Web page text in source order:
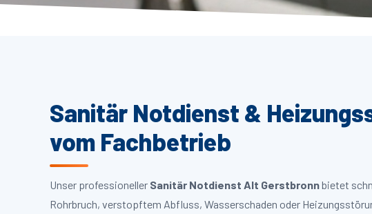
Sanitär Notdienst &
vom Fachbetrieb
Unser professioneller Sanitär Notdienst Alt Gerstbronnbietet
Rohrbruch, verstopftem Abfluss, Wasserschaden oder